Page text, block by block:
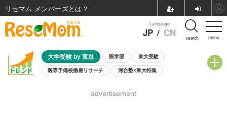
menu
Language
JP / CN search
大学受験 by 東進 医学部 東大受験
医専予備校徹底リサーチ 河合塾×東大特集
8月開催学校説明会・相談会
advertisement
リセマム メンバーズ